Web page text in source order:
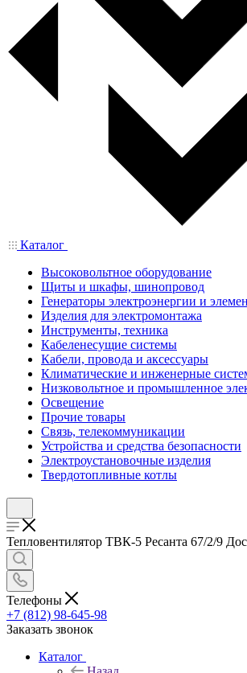
Каталог
Высоковольтное оборудование
Щиты и шкафы, шинопровод
Генераторы электроэнергии и
Изделия для электромонтажа
Инструменты, техника
Кабеленесущие системы
Кабели, провода и аксессуары
Климатические и инженерные
Низковольтное и промышленное
Освещение
Прочие товары
Связь, телекоммуникации
Устройства и средства безопасности
Электроустановочные изделия
Твердотопливные котлы
Тепловентилятор ТВК-5 Ресанта 67/2/9
Телефоны
+7 (812) 98-645-98
Заказать звонок
Каталог